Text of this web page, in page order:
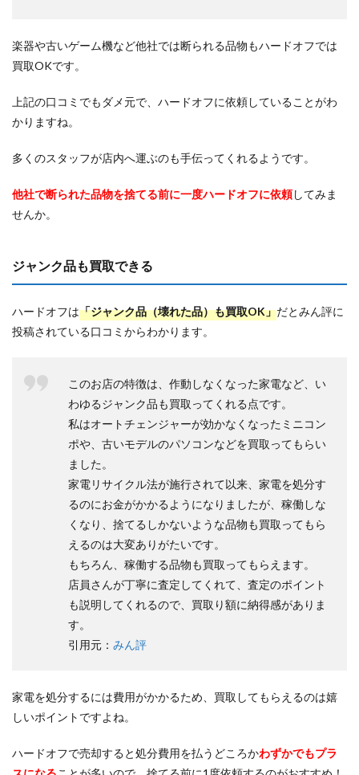
楽器や古いゲーム機など他社では断られる品物もハードオフでは
買取OKです。
上記の口コミでもダメ元で、ハードオフに依頼していることがわ
かりますね。
多くのスタッフが店内へ運ぶのも手伝ってくれるようです。
他社で断られた品物を捨てる前に一度ハードオフに依頼してみま
せんか。
ジャンク品も買取できる
ハードオフは「ジャンク品（壊れた品）も買取OK」だとみん評に
投稿されている口コミからわかります。
このお店の特徴は、作動しなくなった家電など、い
わゆるジャンク品も買取ってくれる点です。
私はオートチェンジャーが効かなくなったミニコン
ポや、古いモデルのパソコンなどを買取ってもらい
ました。
家電リサイクル法が施行されて以来、家電を処分す
るのにお金がかかるようになりましたが、稼働しな
くなり、捨てるしかないような品物も買取ってもら
えるのは大変ありがたいです。
もちろん、稼働する品物も買取ってもらえます。
店員さんが丁寧に査定してくれて、査定のポイント
も説明してくれるので、買取り額に納得感がありま
す。
引用元： みん評
家電を処分するには費用がかかるため、買取してもらえるのは嬉
しいポイントですよね。
ハードオフで売却すると処分費用を払うどころかわずかでもプラ